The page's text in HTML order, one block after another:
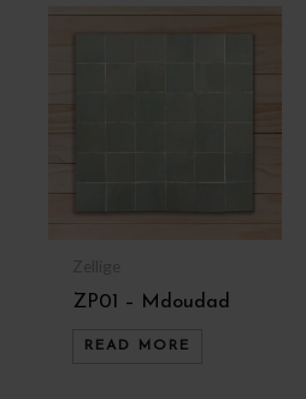
ZP01 – Mdoudad
READ MORE